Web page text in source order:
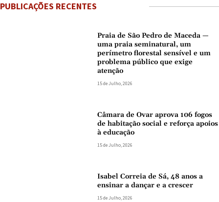
PUBLICAÇÕES RECENTES
Praia de São Pedro de Maceda —
uma praia seminatural, um
perímetro florestal sensível e um
problema público que exige
atenção
15 de Julho, 2026
Câmara de Ovar aprova 106 fogos
de habitação social e reforça apoios
à educação
15 de Julho, 2026
Isabel Correia de Sá, 48 anos a
ensinar a dançar e a crescer
15 de Julho, 2026